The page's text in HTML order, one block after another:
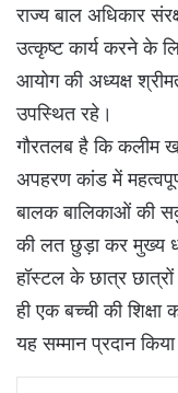
राज्य बाल अधिकार
उत्कृष्ट कार्य करने के
आयोग की अध्यक्ष
उपस्थित रहे।
गौरतलब है कि कलीम
अपहरण कांड में
बालक बालिकाओं की
की लत छुड़ा कर मुख्य
हॉस्टल के छात्र
ही एक बच्ची की
यह सम्मान प्रदान